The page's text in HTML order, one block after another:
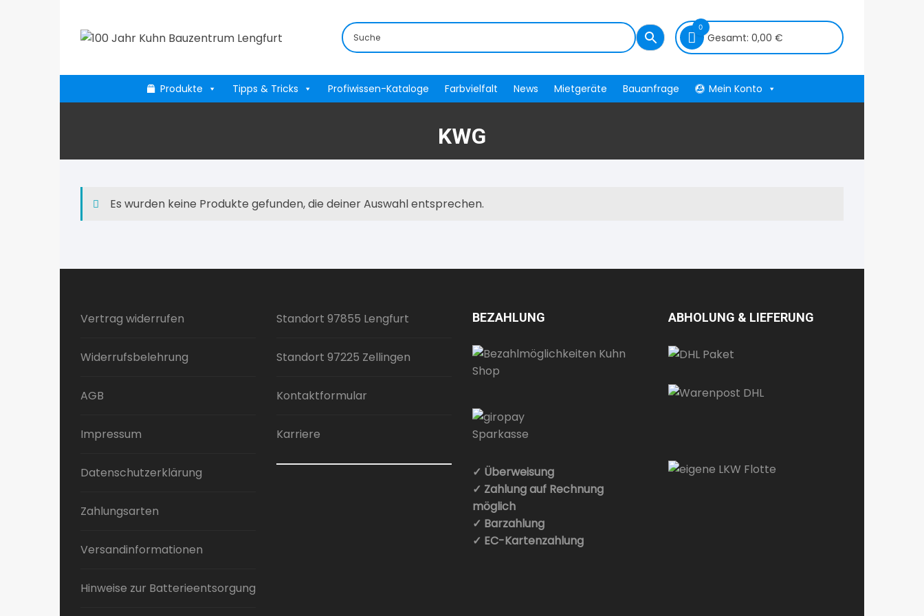
springen
0
Gesamt: 0,00 €
Produkte Tipps & Tricks Profiwissen-Kataloge Farbvielfalt News Mietgeräte Bauanfrage Mein Konto
KWG
Es wurden keine Produkte gefunden, die deiner Auswahl entsprechen.
Vertrag widerrufen
Widerrufsbelehrung
AGB
Impressum
Datenschutzerklärung
Zahlungsarten
Versandinformationen
Hinweise zur Batterieentsorgung
Standort 97855 Lengfurt
Standort 97225 Zellingen
Kontaktformular
Karriere
BEZAHLUNG
✓ Überweisung
✓ Zahlung auf Rechnung
möglich
✓ Barzahlung
✓ EC-Kartenzahlung
ABHOLUNG & LIEFERUNG